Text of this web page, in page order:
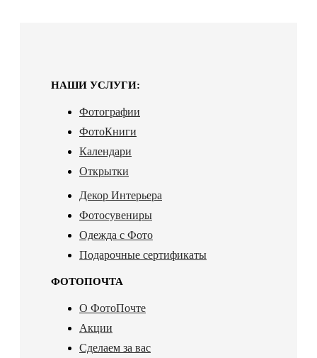
НАШИ УСЛУГИ:
Фотографии
ФотоКниги
Календари
Открытки
Декор Интерьера
Фотосувениры
Одежда с Фото
Подарочные сертификаты
ФОТОПОЧТА
О ФотоПочте
Акции
Сделаем за вас